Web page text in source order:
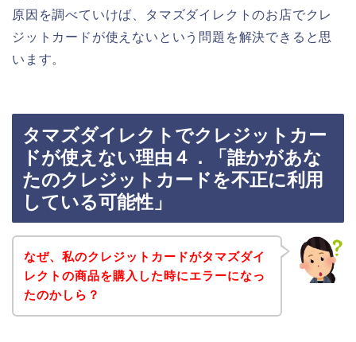
原因を調べていけば、タマズダイレクトのお店でクレ
ジットカードが使えないという問題を解決できると思
います。
タマズダイレクトでクレジットカー
ドが使えない理由４．「誰かがあな
たのクレジットカードを不正に利用
している可能性」
なぜ、私のクレジットカードがタマズダイ
レクトの商品を購入した時にエラーになっ
たのかしら？